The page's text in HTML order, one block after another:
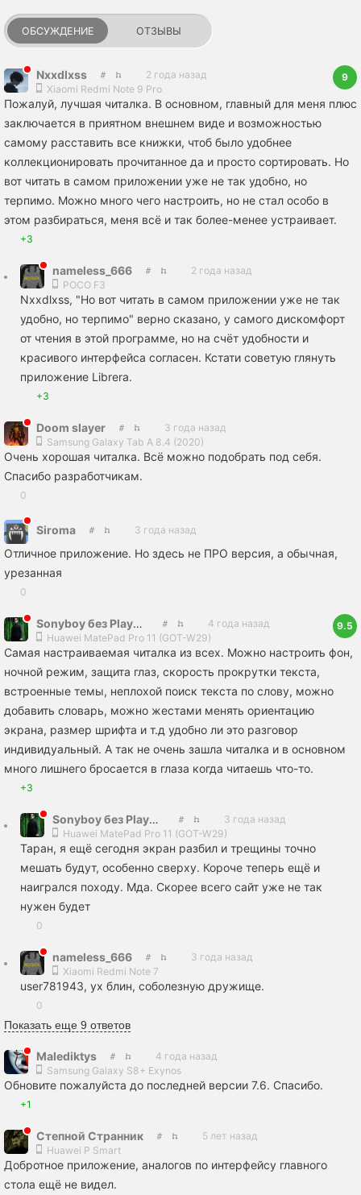
ОБСУЖДЕНИЕ ОТЗЫВЫ
Nxxdlxss
2 года назад
Xiaomi Redmi Note 9 Pro
9
Пожалуй, лучшая читалка. В основном, главный для меня плюс
заключается в приятном внешнем виде и возможностью
самому расставить все книжки, чтоб было удобнее
коллекционировать прочитанное да и просто сортировать. Но
вот читать в самом приложении уже не так удобно, но
терпимо. Можно много чего настроить, но не стал особо в
этом разбираться, меня всё и так более-менее устраивает.
+3
nameless_666
2 года назад
POCO F3
Nxxdlxss, "Но вот читать в самом приложении уже не так
удобно, но терпимо" верно сказано, у самого дискомфорт
от чтения в этой программе, но на счёт удобности и
красивого интерфейса согласен. Кстати советую глянуть
приложение Librera.
+3
Doom slayer
3 года назад
Samsung Galaxy Tab A 8.4 (2020)
Очень хорошая читалка. Всё можно подобрать под себя.
Спасибо разработчикам.
0
Siroma 3 года назад
Отличное приложение. Но здесь не ПРО версия, а обычная,
урезанная
0
Sonyboy без PlayStation
4 года назад
Huawei MatePad Pro 11 (GOT-W29)
9.5
Самая настраиваемая читалка из всех. Можно настроить фон,
ночной режим, защита глаз, скорость прокрутки текста,
встроенные темы, неплохой поиск текста по слову, можно
добавить словарь, можно жестами менять ориентацию
экрана, размер шрифта и т.д удобно ли это разговор
индивидуальный. А так не очень зашла читалка и в основном
много лишнего бросается в глаза когда читаешь что-то.
+3
Sonyboy без PlayStation
3 года назад
Huawei MatePad Pro 11 (GOT-W29)
Таран, я ещё сегодня экран разбил и трещины точно
мешать будут, особенно сверху. Короче теперь ещё и
наигрался походу. Мда. Скорее всего сайт уже не так
нужен будет
0
nameless_666
3 года назад
Xiaomi Redmi Note 7
user781943, ух блин, соболезную дружище.
0
Показать еще 9 ответов
Malediktys
4 года назад
Samsung Galaxy S8+ Exynos
Обновите пожалуйста до последней версии 7.6. Спасибо.
+1
Степной Странник
5 лет назад
Huawei P Smart
Добротное приложение, аналогов по интерфейсу главного
стола ещё не видел.